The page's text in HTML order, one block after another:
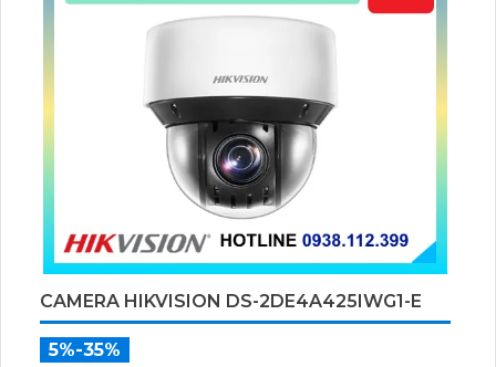
CAMERA HIKVISION DS-2DE4A425IWG1-E
5%-35%